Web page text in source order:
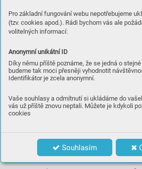
Pro základní fungování webu nepotřebujeme
(tzv. cookies apod.). Rádi bychom vás ale
volitelných informací:
Anonymní unikátní ID
Díky němu příště poznáme, že se jedná o
budeme tak moci přesněji vyhodnotit
Identifikátor je zcela anonymní.
Vaše souhlasy a odmítnutí si ukládáme do
vás už příště znovu neptali. Můžete je kdykoli
cookies
Souhlasím
Investice v rodinném